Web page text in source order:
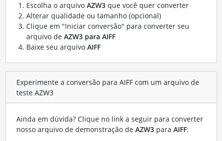
Escolha o arquivo AZW3que você quer converter
Alterar qualidade ou tamanho (opcional)
Clique em "Iniciar conversão" para converter seu
arquivo de AZW3 para AIFF
Baixe seu arquivo AIFF
Experimente a conversão para AIFF com um arquivo de
teste AZW3
Ainda em dúvida? Clique no link a seguir para converter
nosso arquivo de demonstração de AZW3para AIFF: